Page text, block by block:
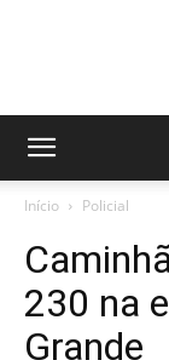
Início Policial
230 na
Grande